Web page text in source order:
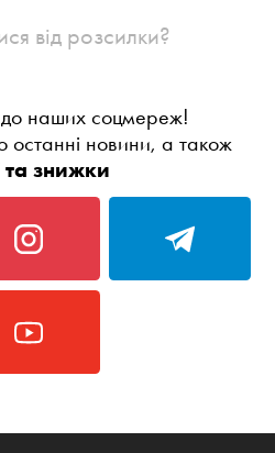
від розсилки?
наших соцмереж!
останні новини, а також
та знижки